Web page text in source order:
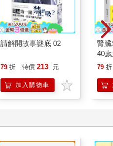
請解開故事謎底 02
79 折 特價 213 元
加入購物車
腎
40
就
79 折